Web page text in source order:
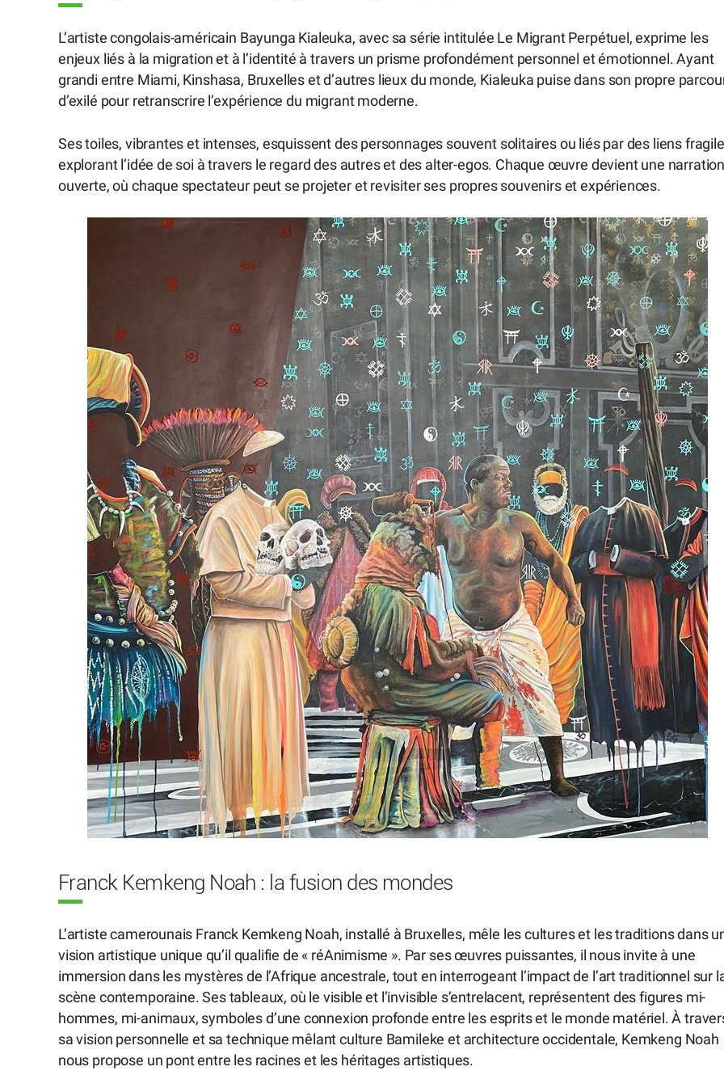
L’artiste congolais-américain Bayunga Kialeuka, avec sa série intitulée Le Migrant Perpétuel, exprime les
enjeux liés à la migration et à l’identité à travers un prisme profondément personnel et émotionnel. Ayant
grandi entre Miami, Kinshasa, Bruxelles et d’autres lieux du monde, Kialeuka puise dans son propre
d’exilé pour retranscrire l’expérience du migrant moderne.
Ses toiles, vibrantes et intenses, esquissent des personnages souvent solitaires ou liés par des liens
explorant l’idée de soi à travers le regard des autres et des alter-egos. Chaque œuvre devient une narration
ouverte, où chaque spectateur peut se projeter et revisiter ses propres souvenirs et expériences.
Franck Kemkeng Noah : la fusion des mondes
L’artiste camerounais Franck Kemkeng Noah, installé à Bruxelles, mêle les cultures et les traditions dans
vision artistique unique qu’il qualifie de « réAnimisme ». Par ses œuvres puissantes, il nous invite à une
immersion dans les mystères de l’Afrique ancestrale, tout en interrogeant l’impact de l’art traditionnel sur
scène contemporaine. Ses tableaux, où le visible et l’invisible s’entrelacent, représentent des figures mi-
hommes, mi-animaux, symboles d’une connexion profonde entre les esprits et le monde matériel. À
sa vision personnelle et sa technique mêlant culture Bamileke et architecture occidentale, Kemkeng Noah
nous propose un pont entre les racines et les héritages artistiques.